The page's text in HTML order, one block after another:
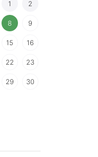
1 2
8 9
15 16
22 23
29 30